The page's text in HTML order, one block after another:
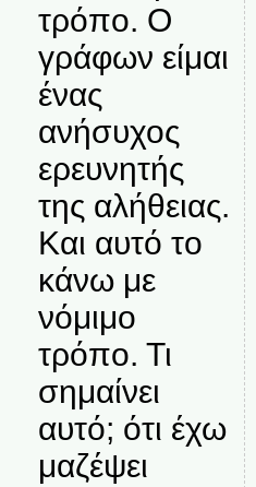
τρόπο. Ο
γράφων είμαι
ένας
ανήσυχος
ερευνητής
της αλήθειας.
Και αυτό το
κάνω με
νόμιμο
τρόπο. Τι
σημαίνει
αυτό; ότι έχω
μαζέψει